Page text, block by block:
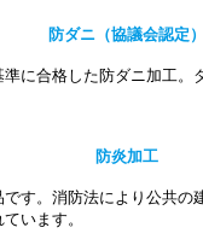
防ダニ（協議会認定）
に合格した防ダニ加工
防炎加工
す。消防法により公共
います。